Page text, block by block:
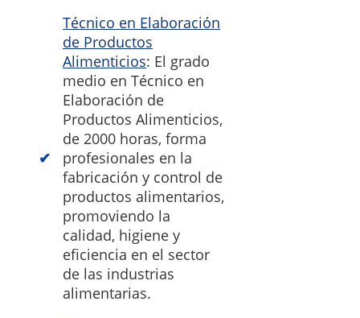
Técnico en Elaboración
de Productos
Alimenticios: El grado
medio en Técnico en
Elaboración de
Productos Alimenticios,
de 2000 horas, forma
profesionales en la
fabricación y control de
productos alimentarios,
promoviendo la
calidad, higiene y
eficiencia en el sector
de las industrias
alimentarias.